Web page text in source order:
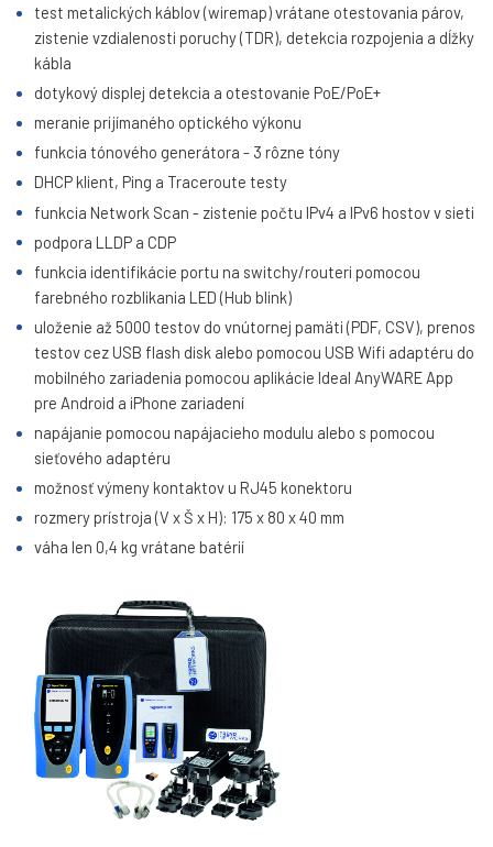
test metalických káblov (wiremap) vrátane otestovania párov,
zistenie vzdialenosti poruchy (TDR), detekcia rozpojenia a dĺžky
kábla
dotykový displej detekcia a otestovanie PoE/PoE+
meranie prijímaného optického výkonu
funkcia tónového generátora - 3 rôzne tóny
DHCP klient, Ping a Traceroute testy
funkcia Network Scan - zistenie počtu IPv4 a IPv6 hostov v sieti
podpora LLDP a CDP
funkcia identifikácie portu na switchy/routeri pomocou
farebného rozblikania LED (Hub blink)
uloženie až 5000 testov do vnútornej pamäti (PDF, CSV), prenos
testov cez USB flash disk alebo pomocou USB Wifi adaptéru do
mobilného zariadenia pomocou aplikácie Ideal AnyWARE App
pre Android a iPhone zariadení
napájanie pomocou napájacieho modulu alebo s pomocou
sieťového adaptéru
možnosť výmeny kontaktov u RJ45 konektoru
rozmery prístroja (V x Š x H): 175 x 80 x 40 mm
váha len 0,4 kg vrátane batérií